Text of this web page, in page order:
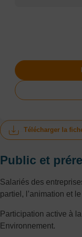
Télécharger la
Public et
Salariés des
partiel, l’animation et
Participation active à
Environnement.